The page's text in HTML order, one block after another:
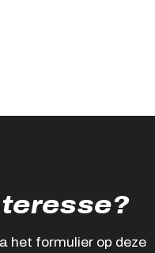
het formulier op deze